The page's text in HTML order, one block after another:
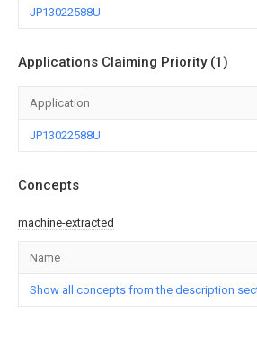
JP13022588U
Applications Claiming Priority (1)
Application
JP13022588U
Concepts
machine-extracted
Name
Show all concepts from the description